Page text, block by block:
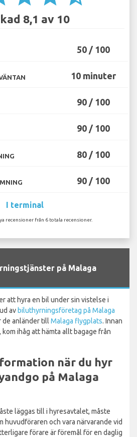
8,1 av 10
50 / 100
10 minuter
90 / 100
90 / 100
80 / 100
90 / 100
I terminal
recensioner från 6 totala recensioner.
på Malaga
att hyra en bil under sin vistelse i
avbiluthyrningsföretag på Malaga
de anländer till Malaga flygplats. Innan
ihåg att hämta allt bagage från
när du hyr
på Malaga
läggas till i hyresavtalet, måste
huvudföraren och vara närvarande vid
förare är föremål för en daglig